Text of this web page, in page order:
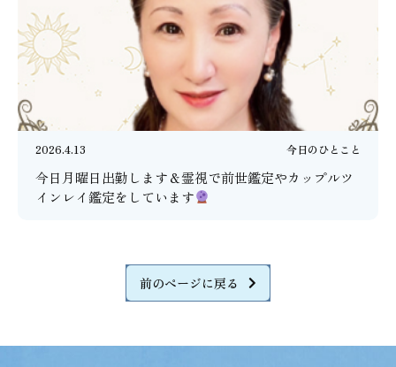
2026.4.13 今日のひとこと
今日月曜日出勤します＆霊視で前世鑑定やカップルツ
インレイ鑑定をしています
前のページに戻る